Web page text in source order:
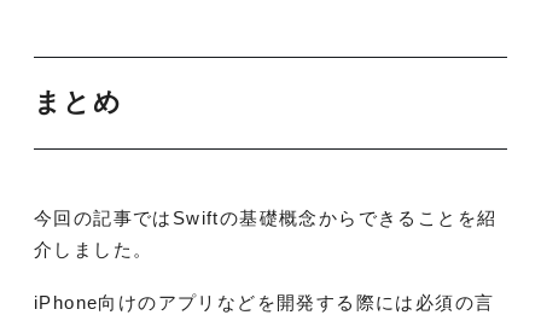
まとめ
今回の記事ではSwiftの基礎概念からできることを紹
介しました。
iPhone向けのアプリなどを開発する際には必須の言